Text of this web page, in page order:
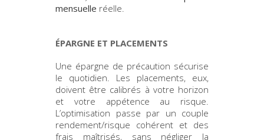
mensuelle réelle.
ÉPARGNE ET PLACEMENTS
Une épargne de précaution sécurise
le quotidien. Les placements, eux,
doivent être calibrés à votre horizon
et votre appétence au risque.
L’optimisation passe par un couple
rendement/risque cohérent et des
frais maîtrisés, sans négliger la